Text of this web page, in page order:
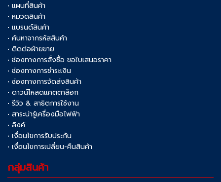
• แผนที่สินค้า
• หมวดสินค้า
• แบรนด์สินค้า
• ค้นหาจากรหัสสินค้า
• ติดต่อฝ่ายขาย
• ช่องทางการสั่งซื้อ ขอใบเสนอราคา
• ช่องทางการชำระเงิน
• ช่องทางการจัดส่งสินค้า
• ดาวน์โหลดแคตตาล็อก
• รีวิว & สาธิตการใช้งาน
• สาระน่ารู้เครื่องมือไฟฟ้า
• ลิงค์
• เงื่อนไขการรับประกัน
• เงื่อนไขการเปลี่ยน-คืนสินค้า
กลุ่มสินค้า